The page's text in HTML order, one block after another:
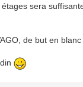
sera
de but en
din